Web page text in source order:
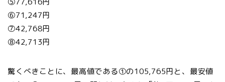
⑥71,247円
⑦42,768円
⑧42,713円
驚くべきことに、最高値である①の105,765円と、最安値